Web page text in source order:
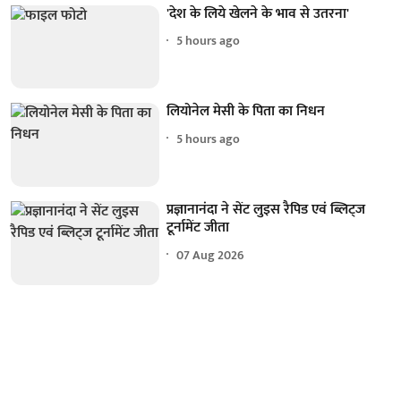
'देश के लिये खेलने के भाव से उतरना'
5 hours ago
लियोनेल मेसी के पिता का निधन
5 hours ago
प्रज्ञानानंदा ने सेंट लुइस रैपिड एवं ब्लिट्ज
टूर्नामेंट जीता
07 Aug 2026